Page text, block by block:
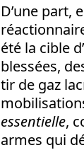
D’une part,
été la cible
blessées,
tir de gaz
essentielle,
armes qui